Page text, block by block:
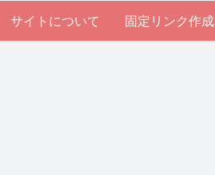
サイトについて 固定リンク作成